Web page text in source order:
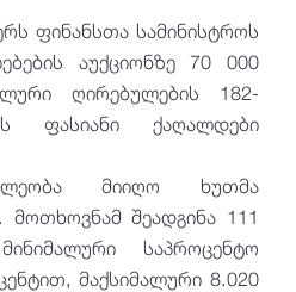
ფინანსთა სამინისტროს
აუქციონზე 70 000
ღირებულების 182-
ფასიანი ქაღალდები
მიიღო ხუთმა
მოთხოვნამ შეადგინა 111
საპროცენტო
მაქსიმალური 8.020